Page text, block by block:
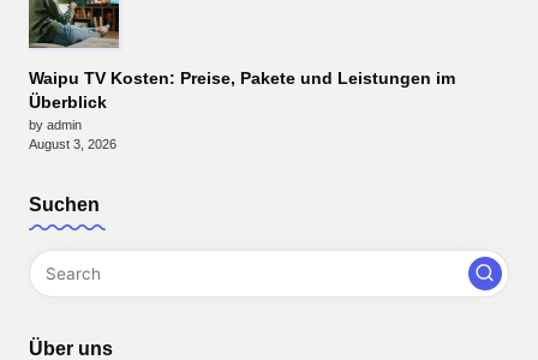
Waipu TV Kosten: Preise, Pakete und Leistungen im
Überblick
by admin
August 3, 2026
Suchen
Über uns